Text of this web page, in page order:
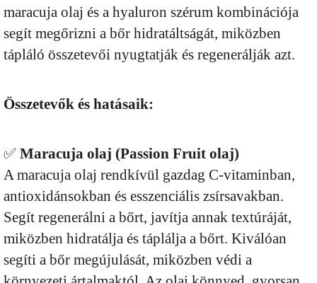
maracuja olaj és a hyaluron szérum kombinációja
segít megőrizni a bőr hidratáltságát, miközben
tápláló összetevői nyugtatják és regenerálják azt.
Összetevők és hatásaik:
✅ Maracuja olaj (Passion Fruit olaj)
A maracuja olaj rendkívül gazdag C-vitaminban,
antioxidánsokban és esszenciális zsírsavakban.
Segít regenerálni a bőrt, javítja annak textúráját,
miközben hidratálja és táplálja a bőrt. Kiválóan
segíti a bőr megújulását, miközben védi a